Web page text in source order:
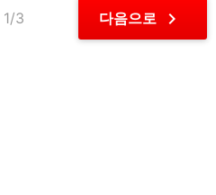
1/3 다음으로 chevron_right